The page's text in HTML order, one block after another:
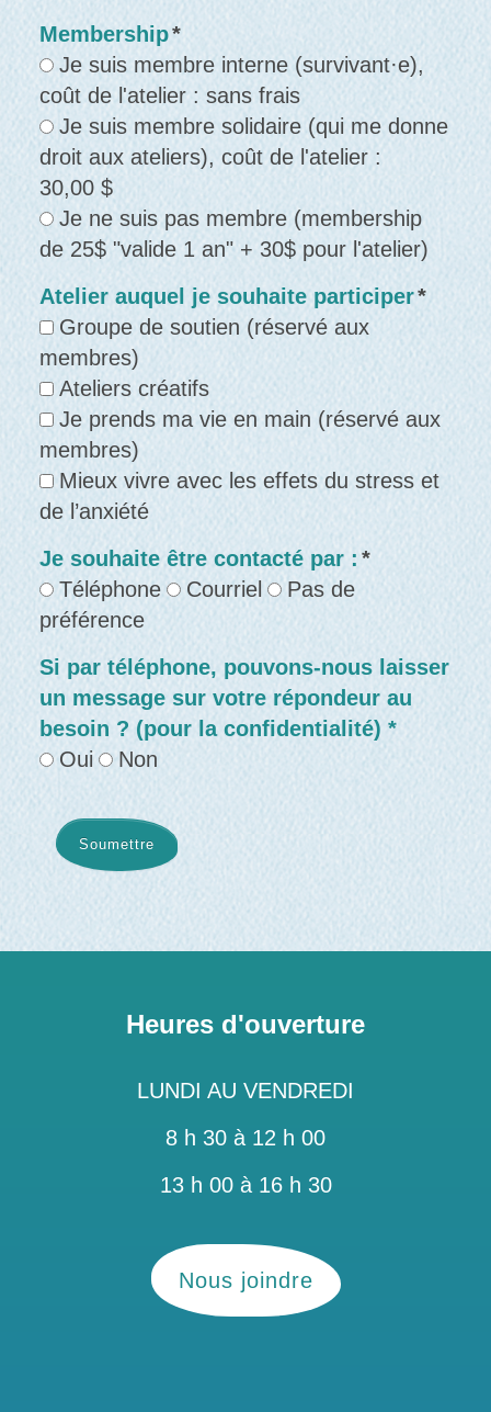
Membership*
Je suis membre interne (survivant·e),
coût de l'atelier : sans frais
Je suis membre solidaire (qui me donne
droit aux ateliers), coût de l'atelier :
30,00 $
Je ne suis pas membre (membership
de 25$ "valide 1 an" + 30$ pour l'atelier)
Atelier auquel je souhaite participer*
Groupe de soutien (réservé aux
membres)
Ateliers créatifs
Je prends ma vie en main (réservé aux
membres)
Mieux vivre avec les effets du stress et
de l’anxiété
Je souhaite être contacté par : *
Téléphone
Courriel
Pas de
préférence
Si par téléphone, pouvons-nous laisser
un message sur votre répondeur au
besoin ? (pour la confidentialité) *
Oui
Non
Soumettre
Heures d'ouverture
LUNDI AU VENDREDI
8 h 30 à 12 h 00
13 h 00 à 16 h 30
Nous joindre